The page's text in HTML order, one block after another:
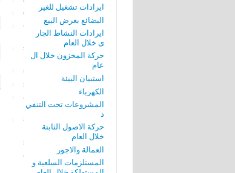
ايرادات تشغيل للغير
البضائع بغرض البيع
ايرادات النشاط الجار
ى خلال العام
حركة المخزون خلال ال
عام
استبيان البيئة
الكهرباء
المشروعات تحت التنفي
ذ
حركة الاصول الثابتة
خلال العام
العمالة والاجور
المستلزمات السلعية و